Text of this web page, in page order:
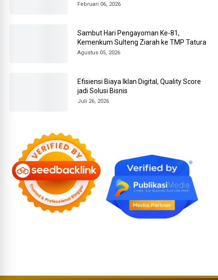
Februari 06, 2026
Sambut Hari Pengayoman Ke-81,
Kemenkum Sulteng Ziarah ke TMP Tatura
Agustus 05, 2026
Efisiensi Biaya Iklan Digital, Quality Score
jadi Solusi Bisnis
Juli 26, 2026